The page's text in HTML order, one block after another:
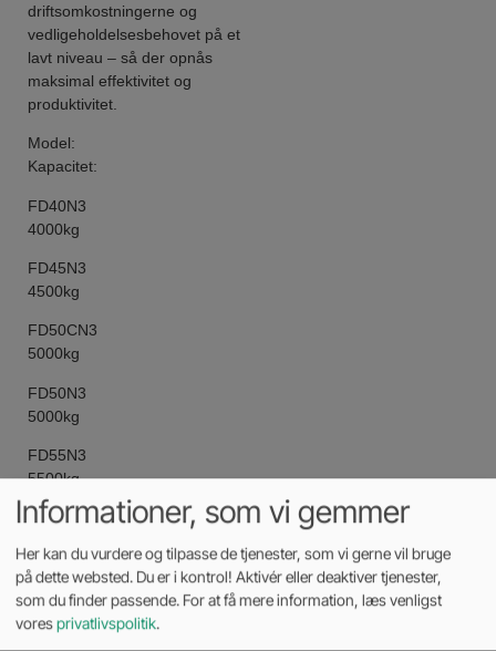
driftsomkostningerne og
vedligeholdelsesbehovet på et
lavt niveau – så der opnås
maksimal effektivitet og
produktivitet.
Model:
Kapacitet:
FD40N3
4000kg
FD45N3
4500kg
FD50CN3
5000kg
FD50N3
5000kg
FD55N3
5500kg
Kontakt os på 70 27
99 88
Informationer, som vi gemmer
Her kan du vurdere og tilpasse de tjenester, som vi gerne vil bruge
på dette websted. Du er i kontrol! Aktivér eller deaktiver tjenester,
som du finder passende. For at få mere information, læs venligst
voresprivatlivspolitik.